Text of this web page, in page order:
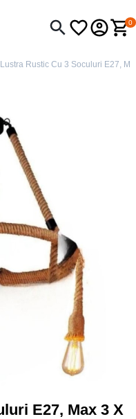
0
Lustra Rustic Cu 3 Soculuri E27,
E27, Max 3 X